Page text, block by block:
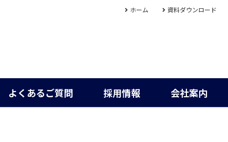
ホーム 資料ダウンロード
よくあるご質問 採用情報 会社案内